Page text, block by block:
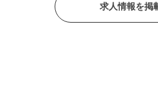
求人情報を掲